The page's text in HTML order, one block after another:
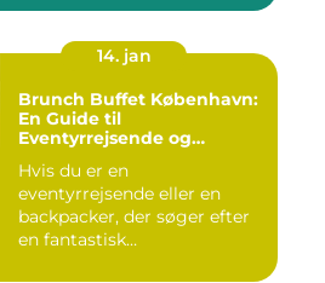
14. jan
Brunch Buffet København:
En Guide til
Eventyrrejsende og
Hvis du er en
eventyrrejsende eller en
backpacker, der søger efter
en fantastisk